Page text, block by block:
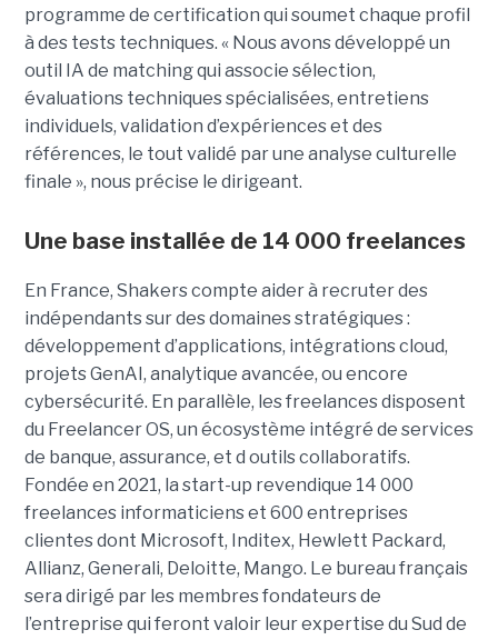
programme de certification qui soumet chaque profil
à des tests techniques. « Nous avons développé un
outil IA de matching qui associe sélection,
évaluations techniques spécialisées, entretiens
individuels, validation d’expériences et des
références, le tout validé par une analyse culturelle
finale », nous précise le dirigeant.
Une base installée de 14 000 freelances
En France, Shakers compte aider à recruter des
indépendants sur des domaines stratégiques :
développement d’applications, intégrations cloud,
projets GenAI, analytique avancée, ou encore
cybersécurité. En parallèle, les freelances disposent
du Freelancer OS, un écosystème intégré de services
de banque, assurance, et d outils collaboratifs.
Fondée en 2021, la start-up revendique 14 000
freelances informaticiens et 600 entreprises
clientes dont Microsoft, Inditex, Hewlett Packard,
Allianz, Generali, Deloitte, Mango. Le bureau français
sera dirigé par les membres fondateurs de
l’entreprise qui feront valoir leur expertise du Sud de